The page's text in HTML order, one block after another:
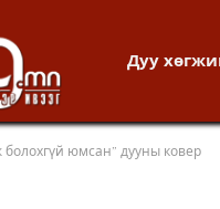
Дуу
болохгүй юмсан” дууны ковер